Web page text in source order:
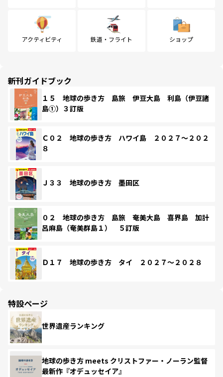
アクティビティ 鉄道・フライト ショップ
新刊ガイドブック
１５ 地球の歩き方 島旅 伊豆大島 利島（伊豆諸
島①）３訂版
Ｃ０２ 地球の歩き方 ハワイ島 ２０２７～２０２
８
Ｊ３３ 地球の歩き方 墨田区
０２ 地球の歩き方 島旅 奄美大島 喜界島 加計
呂麻島（奄美群島１） ５訂版
Ｄ１７ 地球の歩き方 タイ ２０２７～２０２８
特設ページ
世界遺産ランキング
地球の歩き方 meets クリストファー・ノーラン監督
最新作『オデュッセイア』